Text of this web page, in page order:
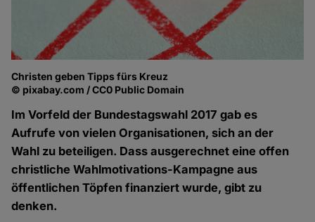
Christen geben Tipps fürs Kreuz
© pixabay.com / CC0 Public Domain
Im Vorfeld der Bundestagswahl 2017 gab es
Aufrufe von vielen Organisationen, sich an der
Wahl zu beteiligen. Dass ausgerechnet eine offen
christliche Wahlmotivations-Kampagne aus
öffentlichen Töpfen finanziert wurde, gibt zu
denken.